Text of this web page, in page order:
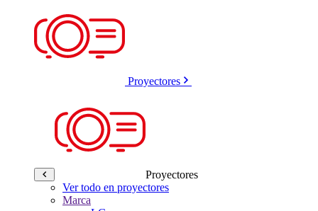
Proyectores
Proyectores
Ver todo en proyectores
Marca